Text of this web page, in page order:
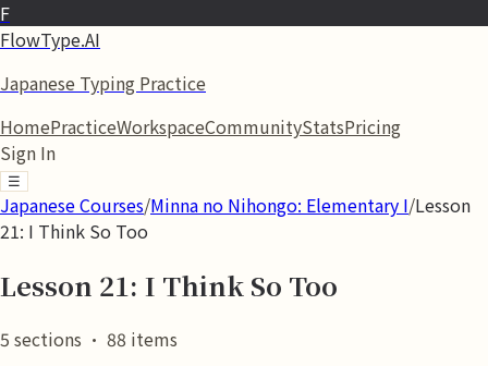
F
FlowType.AI
Japanese Typing Practice
HomePracticeWorkspaceCommunityStatsPricing
Sign In
☰
Japanese Courses/Minna no Nihongo: Elementary I/Lesson
21: I Think So Too
Lesson 21: I Think So Too
5 sections · 88 items